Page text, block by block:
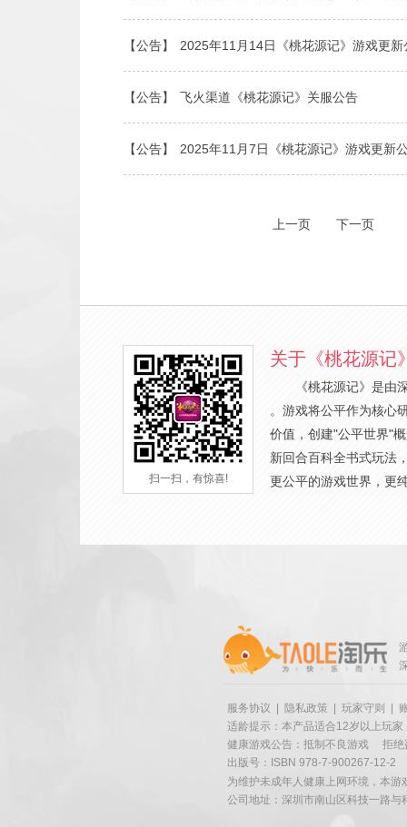
【公告】 2025年11月14日《桃花源记》游戏更新
【公告】 飞火渠道《桃花源记》关服公告
【公告】 2025年11月7日《桃花源记》游戏更新
上一页 下一页
扫一扫，有惊喜!
关于《桃花源记
《桃花源记》是由
。游戏将公平作为核心
价值，创建"公平世界"
新回合百科全书式玩法
更公平的游戏世界，更
服务协议 隐私政策 玩家守则
适龄提示：本产品适合12岁以上玩家
健康游戏公告：抵制不良游戏
拒绝
出版号：ISBN 978-7-900267-12-2
为维护未成年人健康上网环境，本
公司地址：深圳市南山区科技一路